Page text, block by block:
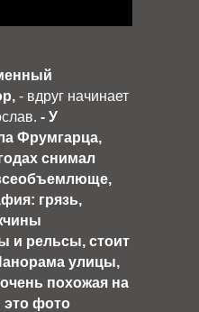
- вдруг начинает
- У
Фрумгарца,
снимал
грязь,
и рельсы, стоит
улицы,
похожая на
это фото